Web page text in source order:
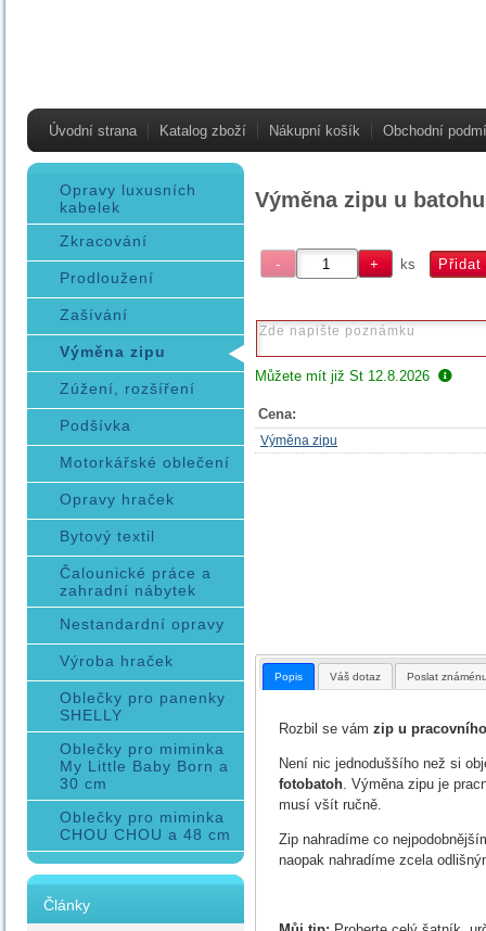
Úvodní strana Katalog zboží Nákupní košík Obchodní
Výměna zipu u
ks
Můžete mít již St 12.8.2026
Cena:
Výměna zipu
Popis Váš dotaz Poslat
Rozbil se vám zip u
Není nic jednoduššího než si
fotobatoh. Výměna zipu je
musí všít ručně.
Zip nahradíme co
naopak nahradíme zcela
Opravy luxusních
kabelek
Zkracování
Prodloužení
Zašívání
Výměna zipu
Zúžení, rozšíření
Podšívka
Motorkářské oblečení
Opravy hraček
Bytový textil
Čalounické práce a
zahradní nábytek
Nestandardní opravy
Výroba hraček
Oblečky pro panenky
SHELLY
Oblečky pro miminka
My Little Baby Born a
30 cm
Oblečky pro miminka
CHOU CHOU a 48 cm
Články